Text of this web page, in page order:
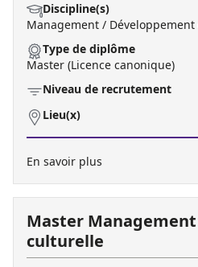
Discipline(s)
Management / Développement
Type de diplôme
Master (Licence canonique)
Niveau de recrutement
Lieu(x)
En savoir plus
Master
culturelle